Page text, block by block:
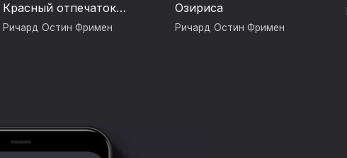
Красный отпечаток
большого пальца
Ричард Остин Фримен
Озириса
Ричард Остин Фримен